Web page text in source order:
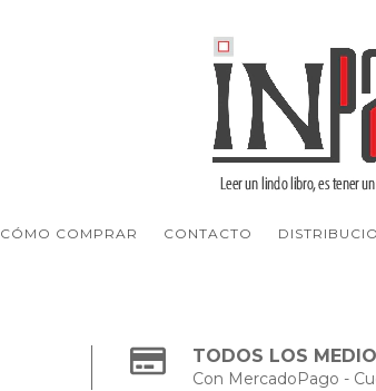
CÓMO COMPRAR CONTACTO
TODOS LOS
Con MercadoPago -